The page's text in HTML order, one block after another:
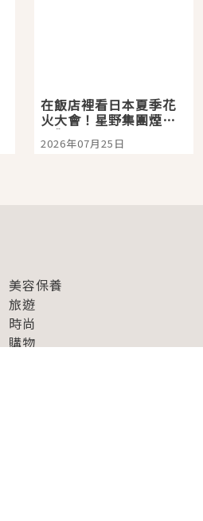
在飯店裡看日本夏季花
火大會！星野集團煙火
景觀飯店6選，讓你不用
人擠人悠閒欣賞
2026年07月25日
美容保養
旅遊
時尚
購物